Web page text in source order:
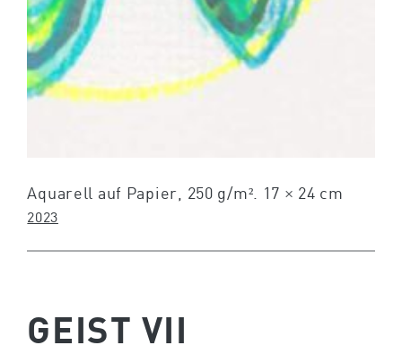
Aquarell auf Papier, 250 g/m². 17 × 24 cm
2023
GEIST VII